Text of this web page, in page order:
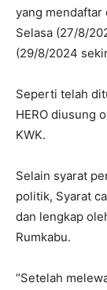
yang mendaftar
Selasa (27/8/
(29/8/2024
Seperti telah
HERO diusung
KWK.
Selain syarat
politik, Syarat
dan lengkap
Rumkabu.
“Setelah